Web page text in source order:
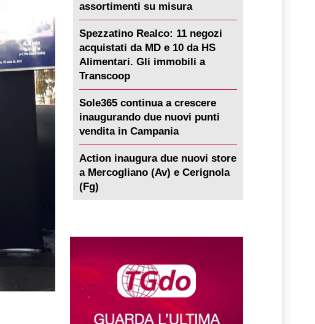
assortimenti su misura
Spezzatino Realco: 11 negozi
acquistati da MD e 10 da HS
Alimentari. Gli immobili a
Transcoop
Sole365 continua a crescere
inaugurando due nuovi punti
vendita in Campania
Action inaugura due nuovi store
a Mercogliano (Av) e Cerignola
(Fg)